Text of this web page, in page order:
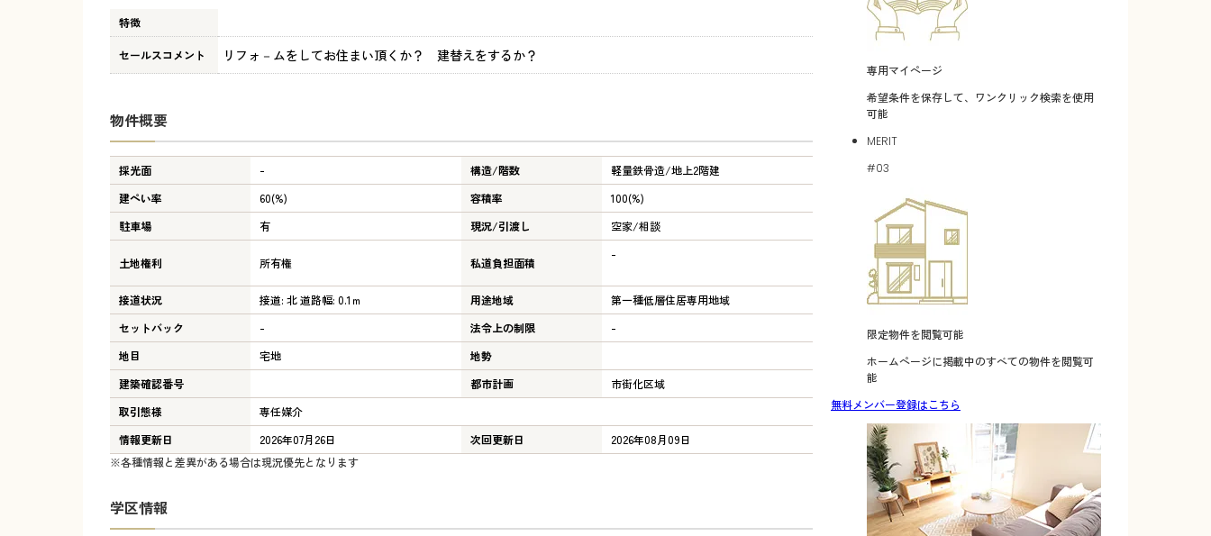
特徴
セールスコメント リフォ－ムをしてお住まい頂くか？ 建替えをするか？
物件概要
採光面 - 構造/階数 軽量鉄骨造/地上2階建
建ぺい率
60(%) 容積率
100(%)
駐車場
有 現況/引渡し 空家/相談
土地権利 所有権 私道負担面積
-
接道状況 接道: 北 道路幅: 0.1ｍ 用途地域
第一種低層住居専用地域
セットバック
- 法令上の制限
-
地目
宅地
地勢
建築確認番号
都市計画
市街化区域
取引態様
専任媒介
情報更新日
2026年07月26日 次回更新日
2026年08月09日
※各種情報と差異がある場合は現況優先となります
学区情報
専用マイページ
希望条件を保存して、ワンクリック検索を使用
可能
MERIT
#03
限定物件を閲覧可能
ホームページに掲載中のすべての物件を閲覧可
能
無料メンバー登録はこちら